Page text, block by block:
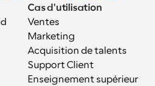
Cas d'utilisation
Ventes
Marketing
Acquisition de talents
Support Client
Enseignement supérieur